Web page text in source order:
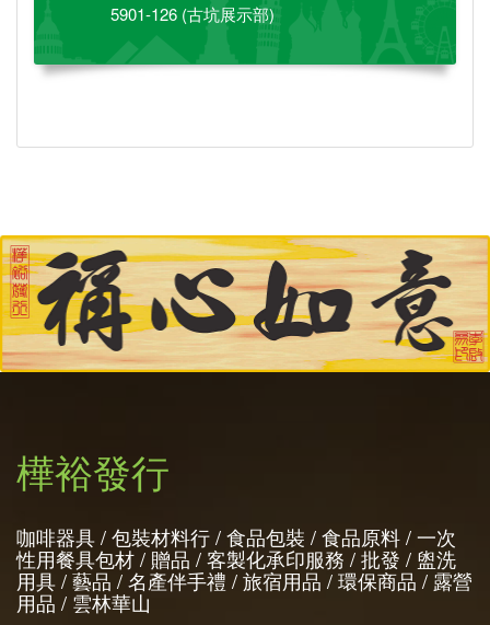
5901-126 (古坑展示部)
樺裕發行
咖啡器具 / 包裝材料行 / 食品包裝 / 食品原料 / 一次
性用餐具包材 / 贈品 / 客製化承印服務 / 批發 / 盥洗
用具 / 藝品 / 名產伴手禮 / 旅宿用品 / 環保商品 / 露營
用品 / 雲林華山